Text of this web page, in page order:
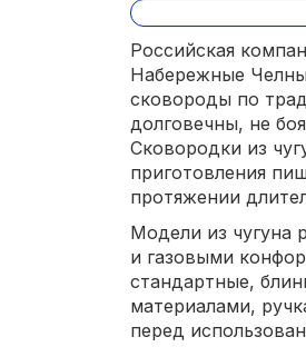
Российская
Набережные
сковороды по
долговечны, не
Сковородки из
приготовления
протяжении
Модели из чугуна
и газовыми
стандартные,
материалами,
перед